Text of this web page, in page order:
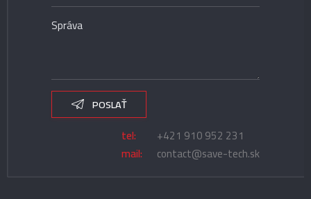
POSLAŤ
tel:
+421 910 952 231
mail:
contact@save-tech.sk